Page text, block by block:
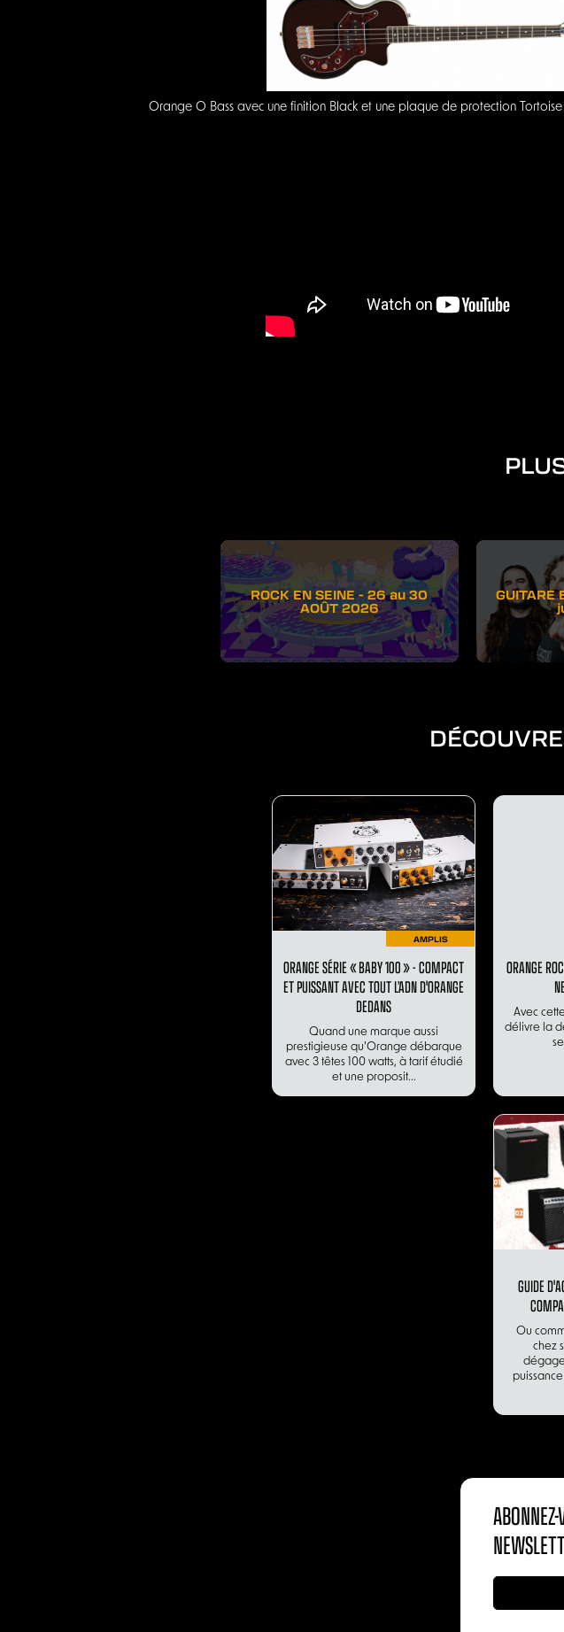
Orange O Bass avec une finition Black et une plaque de protection
ROCK EN SEINE - 26 au 30
AOÛT 2026
GUITARE
AMPLIS
ORANGE SÉRIE « BABY 100 » - COMPACT
ET PUISSANT AVEC TOUT L’ADN D'ORANGE
DEDANS
Quand une marque aussi
prestigieuse qu’Orange débarque
avec 3 têtes 100 watts, à tarif étudié
et une proposit...
ORANGE
Avec
délivre la
GUIDE
Ou
chez